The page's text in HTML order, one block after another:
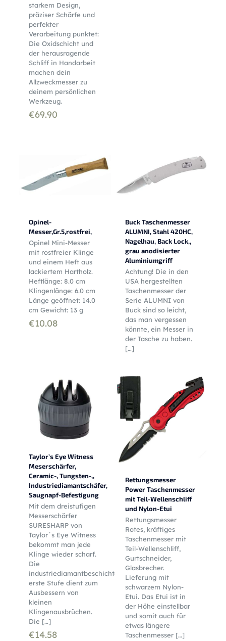
starkem Design,
präziser Schärfe und
perfekter
Verarbeitung punktet:
Die Oxidschicht und
der herausragende
Schliff in Handarbeit
machen dein
Allzweckmesser zu
deinem persönlichen
Werkzeug.
€69.90
Opinel-
Messer,Gr.5,rostfrei,
Opinel Mini-Messer
mit rostfreier Klinge
und einem Heft aus
lackiertem Hartholz.
Heftlänge: 8.0 cm
Klingenlänge: 6.0 cm
Länge geöffnet: 14.0
cm Gewicht: 13 g
€10.08
Buck Taschenmesser
ALUMNI, Stahl 420HC,
Nagelhau, Back Lock,,
grau anodisierter
Aluminiumgriff
Achtung! Die in den
USA hergestellten
Taschenmesser der
Serie ALUMNI von
Buck sind so leicht,
das man vergessen
könnte, ein Messer in
der Tasche zu haben.
[…]
Taylor’s Eye Witness
Meserschärfer,
Ceramic-, Tungsten-,,
Industriediamantschäfer,
Saugnapf-Befestigung
Mit dem dreistufigen
Messerschärfer
SURESHARP von
Taylor´s Eye Witness
bekommt man jede
Klinge wieder scharf.
Die
industriediamantbeschichtete
erste Stufe dient zum
Ausbessern von
kleinen
Klingenausbrüchen.
Die […]
€14.58
Rettungsmesser
Power Taschenmesser
mit Teil-Wellenschliff
und Nylon-Etui
Rettungsmesser
Rotes, kräftiges
Taschenmesser mit
Teil-Wellenschliff,
Gurtschneider,
Glasbrecher.
Lieferung mit
schwarzem Nylon-
Etui. Das Etui ist in
der Höhe einstellbar
und somit auch für
etwas längere
Taschenmesser[…]